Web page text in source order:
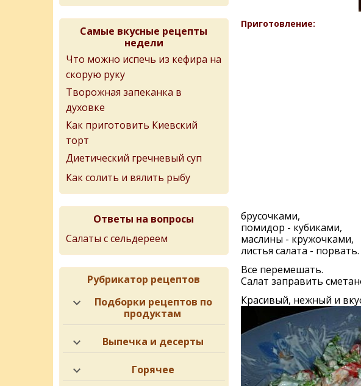
Приготовление:
брусочками,
помидор - кубиками,
маслины - кружочками,
листья салата - порвать.
Все перемешать.
Салат заправить
Красивый, нежный и
Самые вкусные рецепты
недели
Что можно испечь из кефира на
скорую руку
Творожная запеканка в
духовке
Как приготовить Киевский
торт
Диетический гречневый суп
Как солить и вялить рыбу
Ответы на вопросы
Салаты с сельдереем
Рубрикатор рецептов
Подборки рецептов по
продуктам
Выпечка и десерты
Горячее